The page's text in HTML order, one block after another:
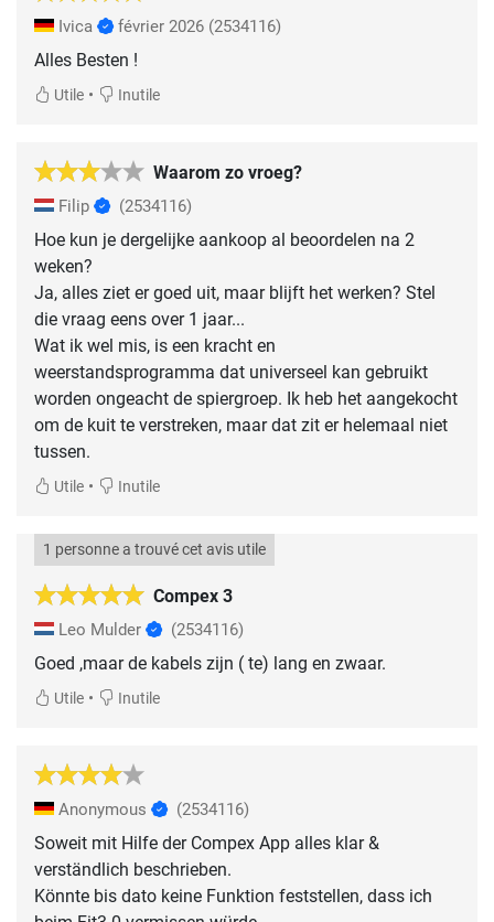
Ivica février 2026 (2534116)
Alles Besten !
Utile • Inutile
Waarom zo vroeg?
Filip (2534116)
Hoe kun je dergelijke aankoop al beoordelen na 2
weken?
Ja, alles ziet er goed uit, maar blijft het werken? Stel
die vraag eens over 1 jaar...
Wat ik wel mis, is een kracht en
weerstandsprogramma dat universeel kan gebruikt
worden ongeacht de spiergroep. Ik heb het aangekocht
om de kuit te verstreken, maar dat zit er helemaal niet
tussen.
Utile • Inutile
Compex 3
1 personne a trouvé cet avis utile
Leo Mulder (2534116)
Goed ,maar de kabels zijn ( te) lang en zwaar.
Utile • Inutile
Anonymous (2534116)
Soweit mit Hilfe der Compex App alles klar &
verständlich beschrieben.
Könnte bis dato keine Funktion feststellen, dass ich